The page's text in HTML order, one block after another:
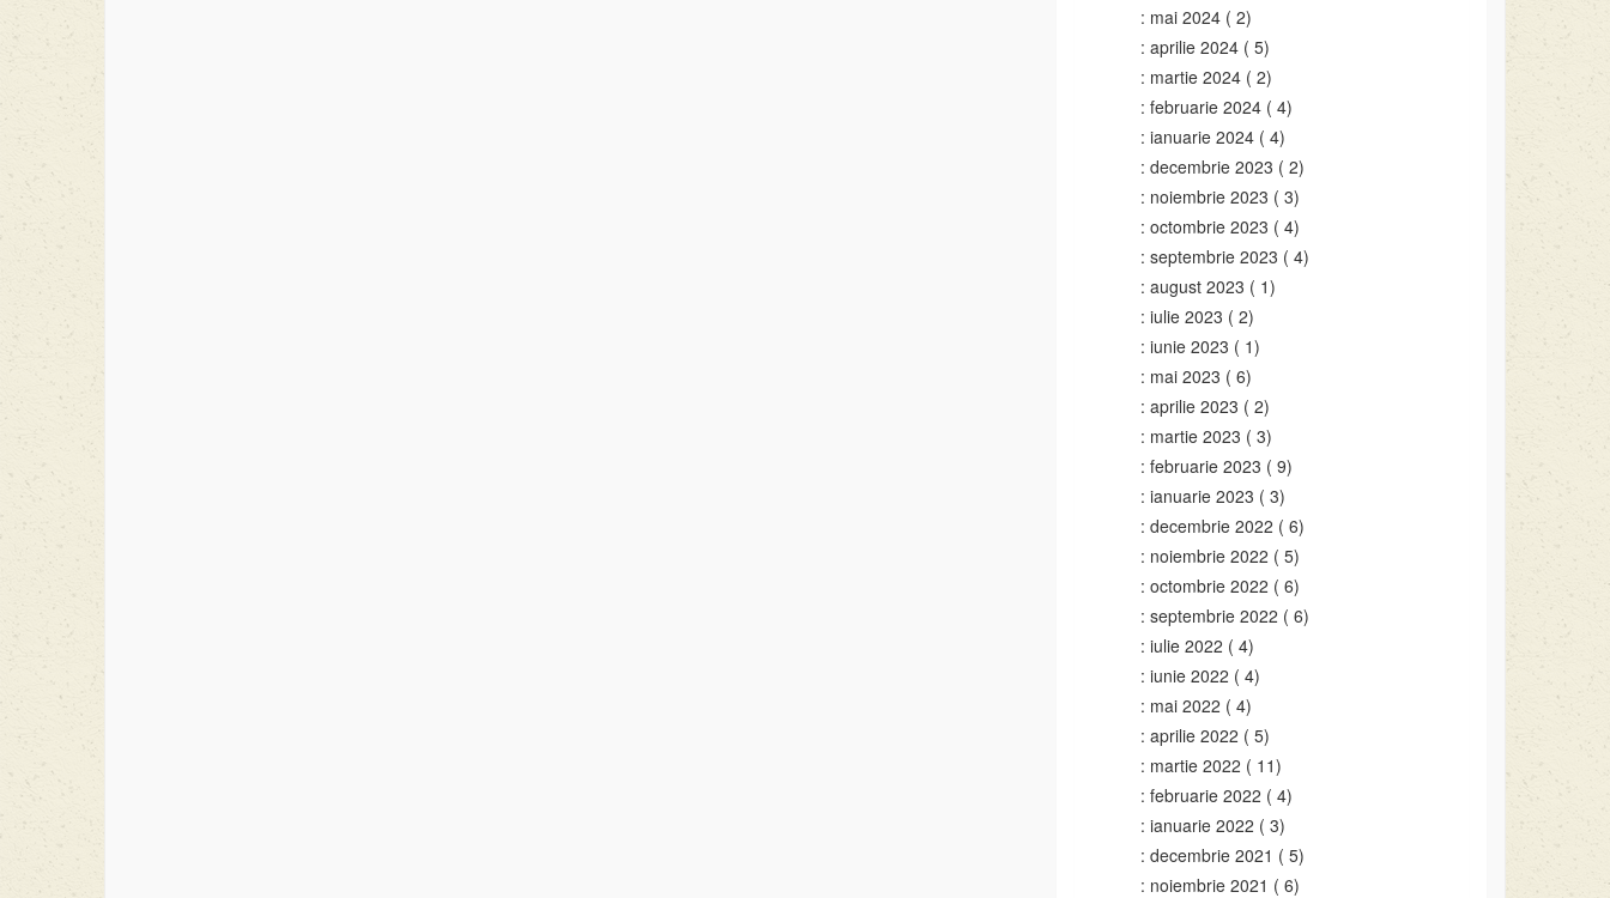
mai 2024( 2)
aprilie 2024( 5)
martie 2024( 2)
februarie 2024( 4)
ianuarie 2024( 4)
decembrie 2023 ( 2)
noiembrie 2023 ( 3)
octombrie 2023 ( 4)
septembrie 2023 ( 4)
august 2023 ( 1)
iulie 2023 ( 2)
iunie 2023 ( 1)
mai 2023 ( 6)
aprilie 2023 ( 2)
martie 2023 ( 3)
februarie 2023 ( 9)
ianuarie 2023 ( 3)
decembrie 2022 ( 6)
noiembrie 2022 ( 5)
octombrie 2022 ( 6)
septembrie 2022 ( 6)
iulie 2022 ( 4)
iunie 2022 ( 4)
mai 2022 ( 4)
aprilie 2022 ( 5)
martie 2022 ( 11)
februarie 2022 ( 4)
ianuarie 2022 ( 3)
decembrie 2021 ( 5)
noiembrie 2021 ( 6)